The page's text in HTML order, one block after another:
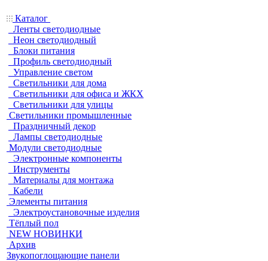
Каталог
Ленты светодиодные
Неон светодиодный
Блоки питания
Профиль светодиодный
Управление светом
Светильники для дома
Светильники для офиса и ЖКХ
Светильники для улицы
Светильники промышленные
Праздничный декор
Лампы светодиодные
Модули светодиодные
Электронные компоненты
Инструменты
Материалы для монтажа
Кабели
Элементы питания
Электроустановочные изделия
Тёплый пол
NEW НОВИНКИ
Архив
Звукопоглощающие панели